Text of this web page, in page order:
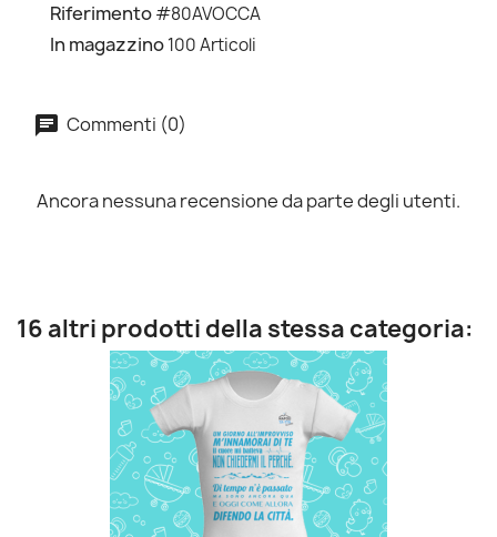
Riferimento#80AVOCCA
In magazzino100 Articoli
Commenti (0)
Ancora nessuna recensione da parte degli utenti.
16 altri prodotti della stessa categoria: